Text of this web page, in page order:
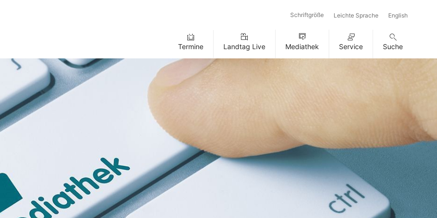
Schriftgröße Leichte Sprache English
Termine Landtag Live Mediathek Service Suche